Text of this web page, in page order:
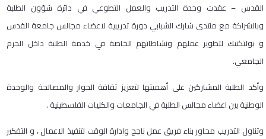
القدس – عقدت وحدة التدريب والعمل التطوعي في دائرة شؤون الطلبة
وبالشراكة مع منتدى شارك الشبابي دورة تدريبية لاعضاء مجالس جامعة القدس
و بولتكنيك لتطوير عملهم ونشاطاتهم الخاصة في خدمة الطلبة داخل الحرم
الجامعي.
وأكد الطلبة المشاركين على أهميتها لتعزيز ثقافة الحوار والمصالحة والوحدة
الوطنية بين اعضاء مجالس الطلبة في الجامعات والكليات الفلسطينية .
وتناول التدريب محاور بناء فريق عمل ناجح وادارة الوقت لتنفيذ الاعمال ، و التفكير